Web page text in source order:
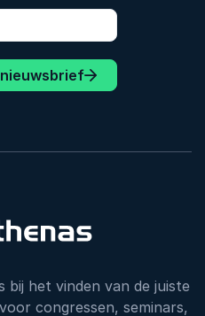
bij het vinden van de juiste
congressen, seminars,